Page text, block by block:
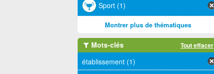
Sport (1)
Montrer plus de thématiques
Mots-clés Tout effacer
établissement (1)